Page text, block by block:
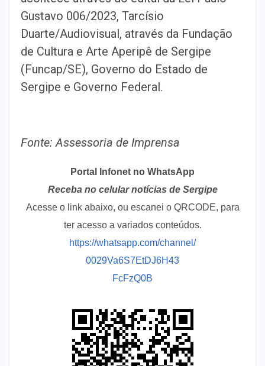
Gustavo 006/2023, Tarcísio
Duarte/Audiovisual, através da Fundação
de Cultura e Arte Aperipê de Sergipe
(Funcap/SE), Governo do Estado de
Sergipe e Governo Federal.
Fonte: Assessoria de Imprensa
Portal Infonet no WhatsApp
Receba no celular notícias de Sergipe
Acesse o link abaixo, ou escanei o QRCODE, para
ter acesso a variados conteúdos.
https://whatsapp.com/channel/
0029Va6S7EtDJ6H43
FcFzQ0B